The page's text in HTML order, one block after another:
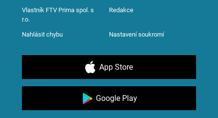
Vlastník FTV Prima spol. s
r.o.
Redakce
Nahlásit chybu Nastavení soukromí
App Store
Google Play